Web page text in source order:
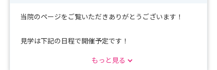
当院のページをご覧いただきありがとうございます！
見学は下記の日程で開催予定です！
2026/7/10（金）17時までもっと見る